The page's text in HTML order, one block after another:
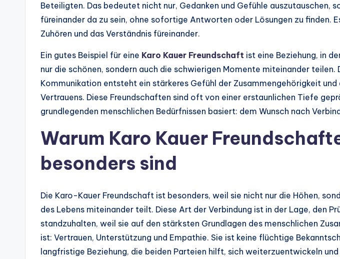
Beteiligten. Das bedeutet nicht nur, Gedanken und Gefühle auszutauschen,
füreinander da zu sein, ohne sofortige Antworten oder Lösungen zu finden.
Zuhören und das Verständnis füreinander.
Ein gutes Beispiel für eine Karo Kauer Freundschaft ist eine Beziehung, in
nur die schönen, sondern auch die schwierigen Momente miteinander teilen.
Kommunikation entsteht ein stärkeres Gefühl der Zusammengehörigkeit und
Vertrauens. Diese Freundschaften sind oft von einer erstaunlichen Tiefe
grundlegenden menschlichen Bedürfnissen basiert: dem Wunsch nach
Warum Karo Kauer
besonders sind
Die Karo-Kauer Freundschaft ist besonders, weil sie nicht nur die Höhen,
des Lebens miteinander teilt. Diese Art der Verbindung ist in der Lage, den
standzuhalten, weil sie auf den stärksten Grundlagen des menschlichen
ist: Vertrauen, Unterstützung und Empathie. Sie ist keine flüchtige
langfristige Beziehung, die beiden Parteien hilft, sich weiterzuentwickeln und